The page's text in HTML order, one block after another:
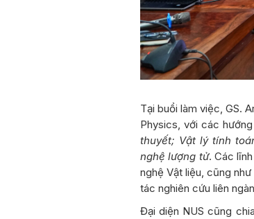
Tại buổi làm việc, GS.
Physics, với các
thuyết; Vật lý tính
nghệ lượng tử. Các
nghệ Vật liệu, cũng
tác nghiên cứu liên
Đại diện NUS cũng